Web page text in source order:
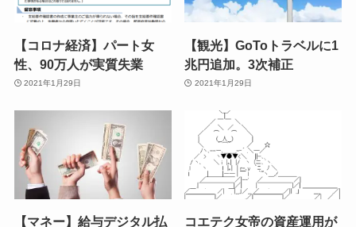
【コロナ経済】パート女
性、90万人が実質失業
2021年1月29日
【観光】GoToトラベルに1
兆円追加。3次補正
2021年1月29日
【マネー】給与デジタル払
コエテク女帝の資産運用が